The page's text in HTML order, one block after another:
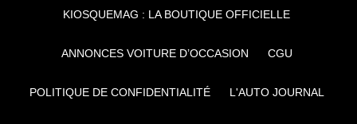
KIOSQUEMAG : LA BOUTIQUE OFFICIELLE
ANNONCES VOITURE D’OCCASION CGU
POLITIQUE DE CONFIDENTIALITÉ L'AUTO JOURNAL